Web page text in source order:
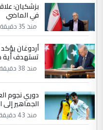
الموضوع :
الجواهري
مضجعيك يابن الزنا (نص
سردار
التعليق : واحد من
جنسية الرافد
ابا فرات ...
الموضوع :
الجواهري
مضجعيك يابن الزنا
بزشكيان:
في الماضي
منذ 35 دقيقة
أردوغان
تستهدف أية
منذ 38 دقيقة
دوري نجوم
الجماهير
منذ 43 دقيقة